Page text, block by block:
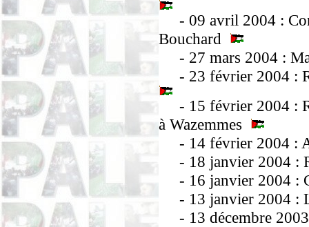
- 09 avril 2004 :
Bouchard
- 27 mars 2004 :
- 23 février 2004 :
- 15 février 2004 :
à Wazemmes
- 14 février 2004 :
- 18 janvier 2004 :
- 16 janvier 2004 :
- 13 janvier 2004 :
- 13 décembre